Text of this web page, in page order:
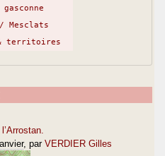
gasconne
Mesclats
& territoires
, par VERDIER Gilles